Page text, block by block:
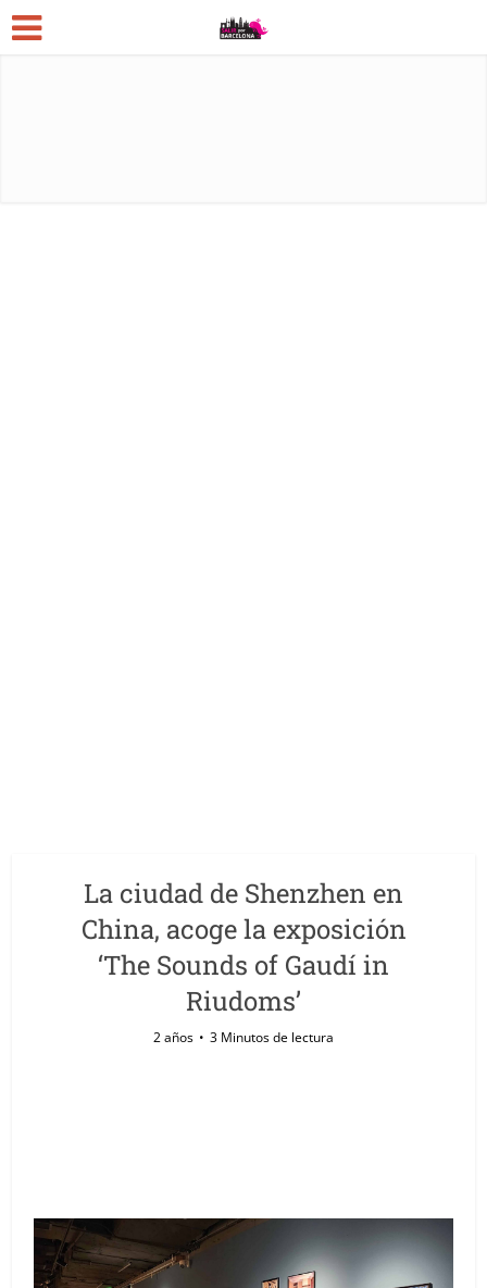
La ciudad de Shenzhen en
China, acoge la exposición
‘The Sounds of Gaudí in
Riudoms’
2 años 3 Minutos de lectura